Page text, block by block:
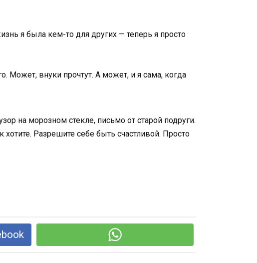
я была кем-то для других — теперь я просто
Может, внуки прочтут. А может, и я сама, когда
на морозном стекле, письмо от старой подруги.
хотите. Разрешите себе быть счастливой. Просто